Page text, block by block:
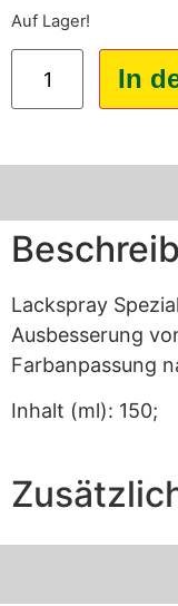
Auf Lager!
In
Lackspray
Ausbesserung
Farbanpassung
Inhalt (ml): 150;